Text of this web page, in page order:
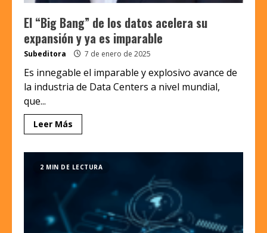
El “Big Bang” de los datos acelera su
expansión y ya es imparable
Subeditora 7 de enero de 2025
Es innegable el imparable y explosivo avance de
la industria de Data Centers a nivel mundial,
que...
Leer Más
2 MIN DE LECTURA